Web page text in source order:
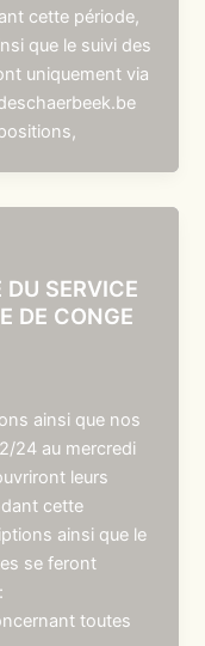
cette période,
que le suivi des
uniquement via
DU SERVICE
DE CONGE
ainsi que nos
24 au mercredi
leurs
cette
ainsi que le
se feront
toutes